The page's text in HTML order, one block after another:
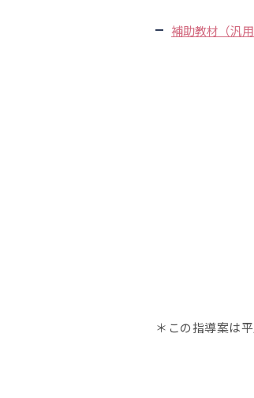
補助教材（汎用
＊この指導案は